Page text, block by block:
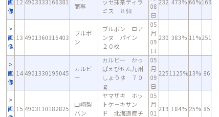
画
像
12 4903333166381
商事
ッセ抹茶ティラ
ミス ８個
08
日
232 473% 66%169
画
像
13 4901360316403
ブルボ
ン
ブルボン ロア
ンヌ パイン
２０枚
05
月
09
日
230 383% 11%251
画
像
14 4901330195045
カルビ
ー
カルビー かっ
ぱえびせん九州
しょうゆ ７０
ｇ
05
月
09
日
2251125%13% 86
画 15 4903110182825
山崎製
パン
ヤマザキ ホッ
トケ－キサン
ド 北海道産チ
05
月
01
219 184% 25% 85